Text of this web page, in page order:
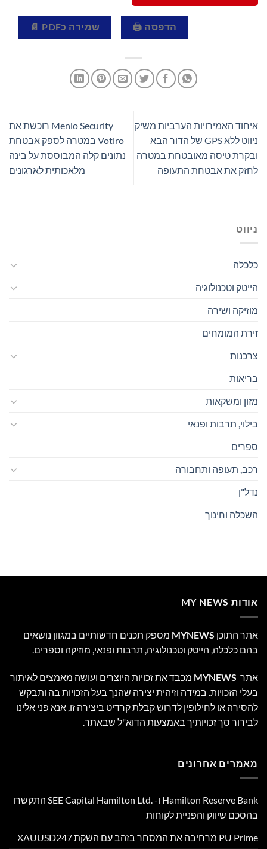
הדפסה 🖨 שמירה כPDF 📄
איחוד האמירויות הערביות משיק
ניווט ללא GPS של הדור הבא
ובקרת טיסה מאובטחת במטרה
לחזק את אבטחת התעופה
Menlo Security רוכשת את
Votiro במטרה לספק אבטחת
נתונים קלה המבוססת על בינה
מלאכותית לארגונים
ניווט
כלכלה
הייטק וטכנולוגיה
מוזיקה ושירה
זירת המומחים
צרכנות
בריאות
מזון ומשקאות
בילוי, תרבות ופנאי
ספרים
רכב, תעופה ותחבורה
נדל"ן
השכלה וחינוך
אודות MY NEWS
אתר התוכן MYNEWS מספק תכנים חדשותיים במגוון נושאים
בהם כלכלה, הייטק וטכנולוגיה, תרבות ופנאי, מוזיקה וספרים.
אתר MYNEWS מכבד את זכויות היוצרים ועושה מאמצים לאיתור
בעלי הזכויות. במידה וזיהית יצירה שהנך בעל הזכויות בה ותבקש
להסירה או לחילופין לדרוש קבלת קרדיט ביצירה זו, אנא פני אלינו
לבירור סך זכויותיך באמצעות הדוא"ל שבאתר.
מאמרים אחרונים
Hamilton Reserve Bank ו- SEE Capital Hamilton Ltd.‎ התקשרו
בהסכם שיווק והפניית לקוחות
PU Prime מרחיבה את המסחר בזהב עם השקת XAUUSD247